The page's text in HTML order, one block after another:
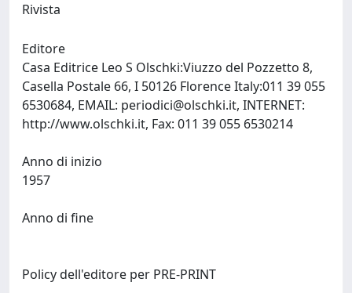
Rivista
Editore
Casa Editrice Leo S Olschki:Viuzzo del Pozzetto 8,
Casella Postale 66, I 50126 Florence Italy:011 39 055
6530684, EMAIL: periodici@olschki.it, INTERNET:
Anno di inizio
Anno di fine
Policy dell'editore per PRE-PRINT